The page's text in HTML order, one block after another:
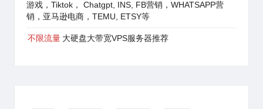
游戏，Tiktok， Chatgpt, INS, FB营销，WHATSAPP营
销，亚马逊电商，TEMU, ETSY等
不限流量 大硬盘大带宽VPS服务器推荐